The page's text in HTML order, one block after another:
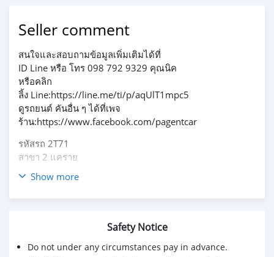
Seller comment
สนใจและสอบถามข้อมูลเพิ่มเติมได้ที่
ID Line หรือ โทร 098 792 9329 คุณนิค
หรือคลิก
ลิ้ง Line:https://line.me/ti/p/aqUlT1mpc5
ดูรถยนต์ คันอื่น ๆ ได้ที่เพจ
ร้าน:https://www.facebook.com/pagentcar
รหัสรถ 2T71
สาขา 2 แคราย
2018 NISSAN NAVARA NP300 2.5 EL CALIBRE KING CAB
🔥ราคา 444,000 จัดได้ 470,000 บาท (สามารถจัดเต็มวงเงิน
Show more
Safety Notice
Do not under any circumstances pay in advance.